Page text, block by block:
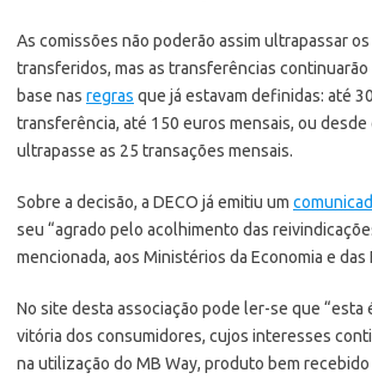
As comissões não poderão assim ultrapassar
transferidos, mas as transferências continuarão
base nas regras que já estavam definidas: até
transferência, até 150 euros mensais, ou
ultrapasse as 25 transações mensais.
Sobre a decisão, a DECO já emitiu um
seu “agrado pelo acolhimento das
mencionada, aos Ministérios da Economia e das
No site desta associação pode ler-se que “esta
vitória dos consumidores, cujos interesses
na utilização do MB Way, produto bem